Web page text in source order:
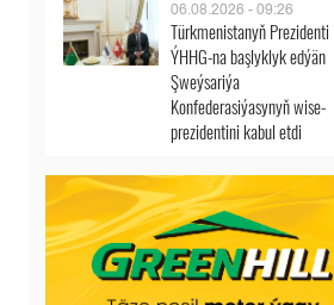
06.08.2026 - 09:26
Türkmenistanyň Prezidenti
ÝHHG-na başlyklyk edýän
Şweýsariýa
Konfederasiýasynyň wise-
prezidentini kabul etdi